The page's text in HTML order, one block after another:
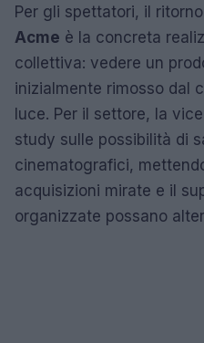
Per gli spettatori, il
Acme è la concreta
collettiva: vedere un
inizialmente rimosso dal
luce. Per il settore, la
study sulle possibilità di
cinematografici,
acquisizioni mirate e il
organizzate possano